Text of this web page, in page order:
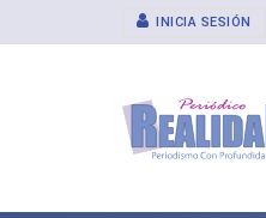
INICIA SESIÓN